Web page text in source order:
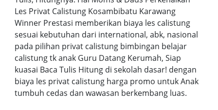
Les Privat Calistung Kosambibatu Karawang
Winner Prestasi memberikan biaya les calistung
sesuai kebutuhan dari international, abk, nasional
pada pilihan privat calistung bimbingan belajar
calistung tk anak Guru Datang Kerumah, Siap
kuasai Baca Tulis Hitung di sekolah dasar! dengan
biaya les privat calistung harga promo untuk Anak
tumbuh cedas dan wawasan berkembang luas.